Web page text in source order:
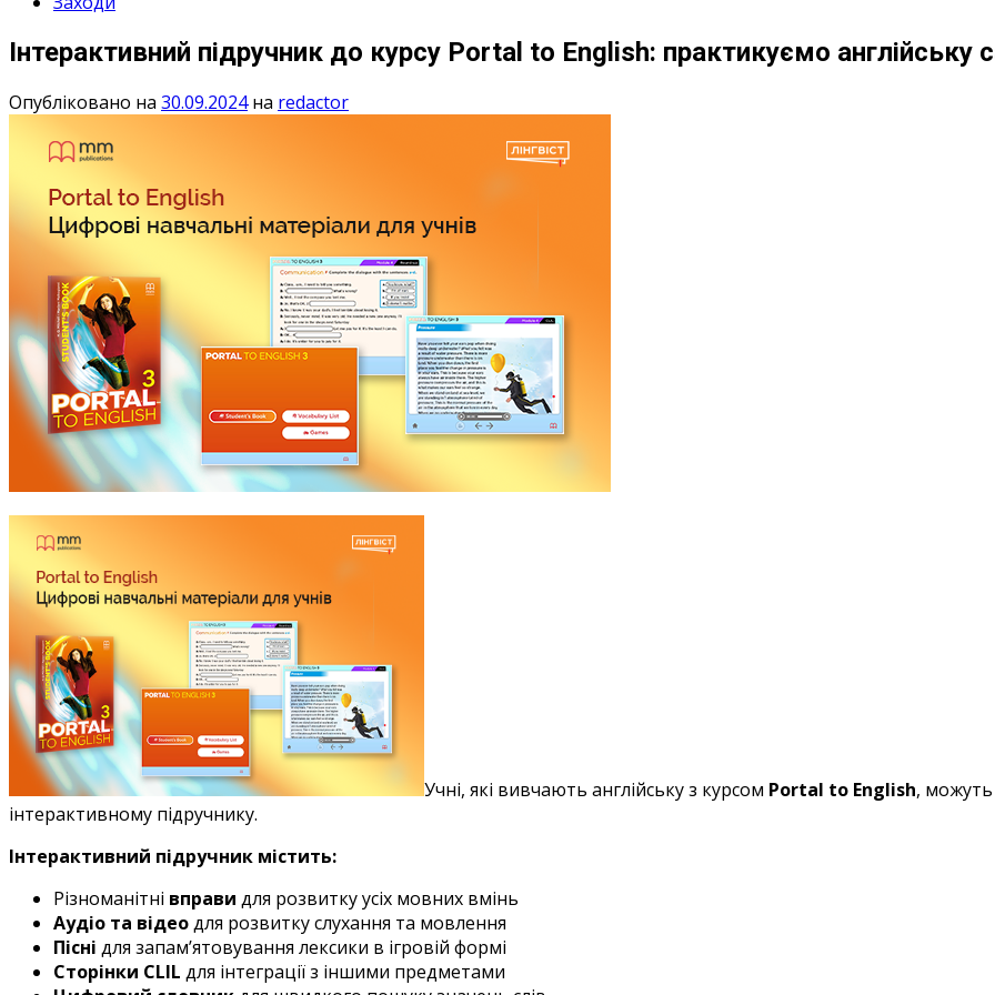
Інтерактивний підручник до курсу Portal to English: практикуємо англійську
Опубліковано на 30.09.2024на redactor
Учні, які вивчають англійську з курсом Portal to English, можуть
інтерактивному підручнику.
Інтерактивний підручник містить:
Різноманітні вправи для розвитку усіх мовних вмінь
Аудіо та відеодля розвитку слухання та мовлення
Пісні для запам’ятовування лексики в ігровій формі
Сторінки CLIL для інтеграції з іншими предметами